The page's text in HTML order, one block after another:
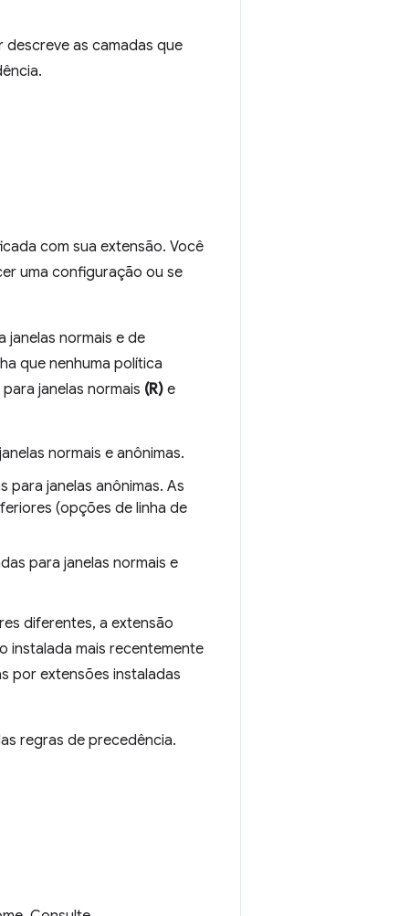
descreve as camadas que
com sua extensão. Você
uma configuração ou se
normais e de
que nenhuma política
janelas normais (R) e
normais e anônimas.
para janelas anônimas. As
(opções de linha de
para janelas normais e
diferentes, a extensão
instalada mais recentemente
por extensões instaladas
regras de precedência.